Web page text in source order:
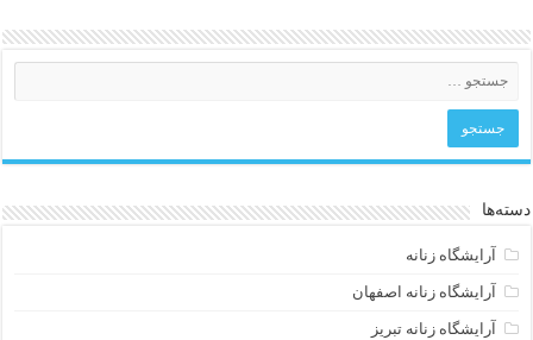
دسته‌ها
آرایشگاه زنانه
آرایشگاه زنانه اصفهان
آرایشگاه زنانه تبریز